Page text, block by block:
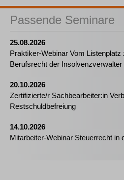
Passende Seminare
25.08.2026
Praktiker-Webinar Vom
Berufsrecht der Insolvenzverwalter
20.10.2026
Zertifizierte/r Sachbearbeiter:in
Restschuldbefreiung
14.10.2026
Mitarbeiter-Webinar Steuerrecht in